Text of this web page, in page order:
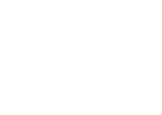
Metallic